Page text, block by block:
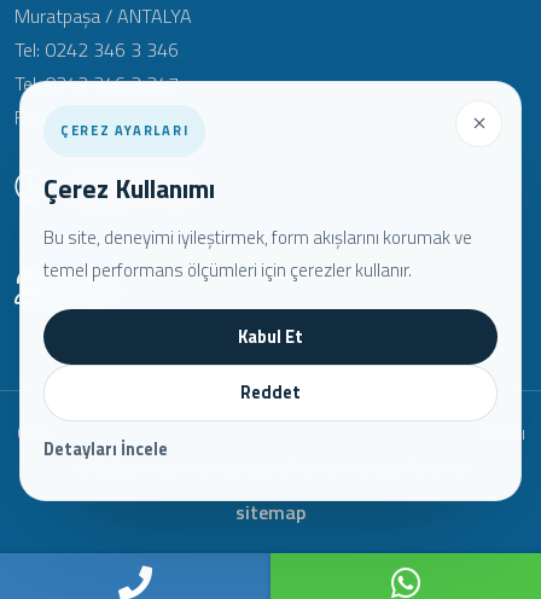
Muratpaşa / ANTALYA
Tel: 0242 346 3 346
Tel: 0242 346 3 347
Fax: 0242 346 3 348
Çalışma Saatleri:
Telefon:
0242 346 3 346
Copyright © 2022. Her Hakkı Saklıdır. kopyalanması, çoğaltılması
ve dağıtılması halinde yasal haklarımız işletilecektir.
sitemap
ÇEREZ AYARLARI
Çerez Kullanımı
Bu site, deneyimi iyileştirmek, form akışlarını korumak ve
temel performans ölçümleri için çerezler kullanır.
Kabul Et
Reddet
Detayları İncele